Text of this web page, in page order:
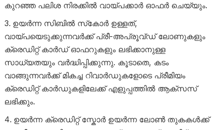
കുറഞ്ഞ പലിശ നിരക്കിൽ വായ്പക്കാർ ഓഫർ ചെയ്യും.
ഉയർന്ന സിബിൽ സ്‌കോർ ഉള്ളത്,
വായ്പയെടുക്കുന്നവർക്ക് പ്രീ-അപ്രൂവ്ഡ് ലോണുകളും
ക്രെഡിറ്റ് കാർഡ് ഓഫറുകളും ലഭിക്കാനുള്ള
സാധ്യതയും വർദ്ധിപ്പിക്കുന്നു. കൂടാതെ, കടം
വാങ്ങുന്നവർക്ക് മികച്ച റിവാർഡുകളോടെ പ്രീമിയം
ക്രെഡിറ്റ് കാർഡുകളിലേക്ക് എളുപ്പത്തിൽ ആക്സസ്
ലഭിക്കും.
ഉയർന്ന ക്രെഡിറ്റ് സ്കോർ ഉയർന്ന ലോൺ തുകകൾക്ക്